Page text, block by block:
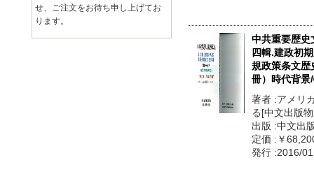
中共重要歴史
四輯.建政初
規政策条文歴
冊）時代背景
著者 :アメリ
る[中文出版
出版 :中文出
定価 :￥
発行 :2016/01
せ、ご注文をお待ち申し上げてお
ります。